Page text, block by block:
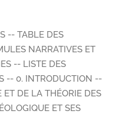
-- TABLE DES
NARRATIVES ET
-- LISTE DES
-- 0. INTRODUCTION --
ET DE LA THÉORIE DES
ET SES